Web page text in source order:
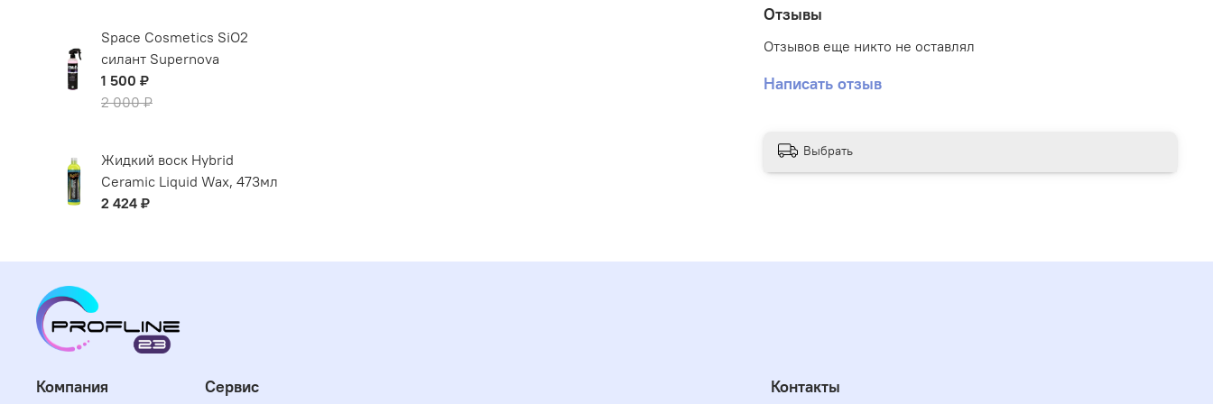
Отзывы
Отзывов еще никто не оставлял
Написать отзыв
Выбрать
Space Cosmetics SiO2
силант Supernova
1 500 ₽
2 000 ₽
Жидкий воск Hybrid
Ceramic Liquid Wax, 473мл
2 424 ₽
Компания Сервис Контакты